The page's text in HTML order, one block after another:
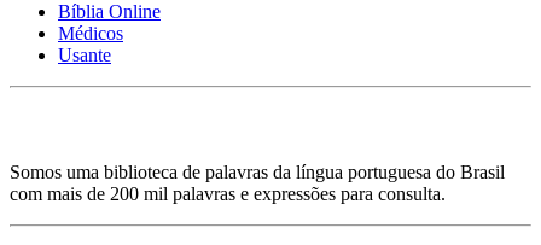
Bíblia Online
Médicos
Usante
Somos uma biblioteca de palavras da língua portuguesa do Brasil
com mais de 200 mil palavras e expressões para consulta.